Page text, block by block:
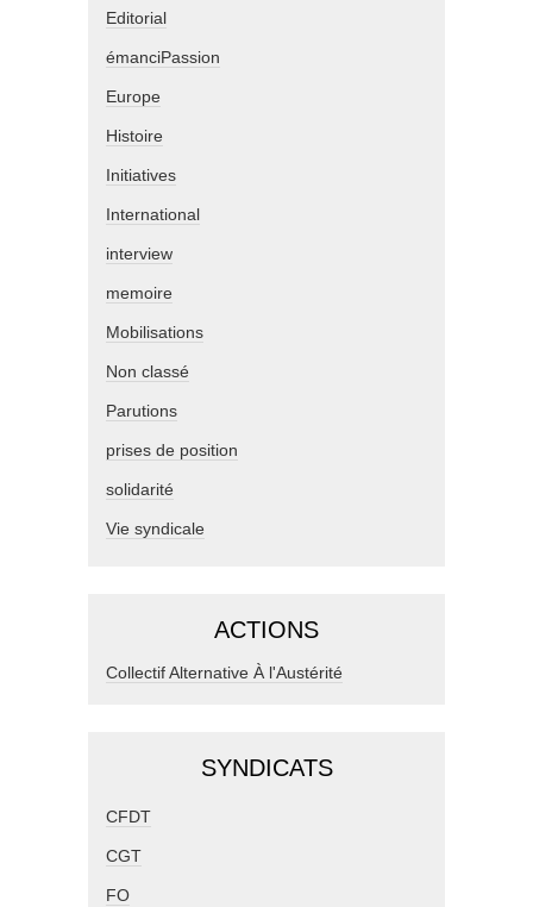
Editorial
émanciPassion
Europe
Histoire
Initiatives
International
interview
memoire
Mobilisations
Non classé
Parutions
prises de position
solidarité
Vie syndicale
ACTIONS
Collectif Alternative À l'Austérité
SYNDICATS
CFDT
CGT
FO